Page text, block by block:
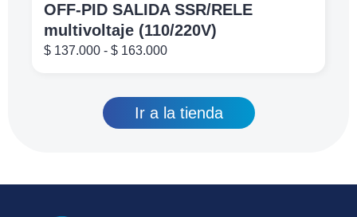
OFF-PID SALIDA SSR/RELE
multivoltaje (110/220V)
$ 137.000 - $ 163.000
Ir a la tienda